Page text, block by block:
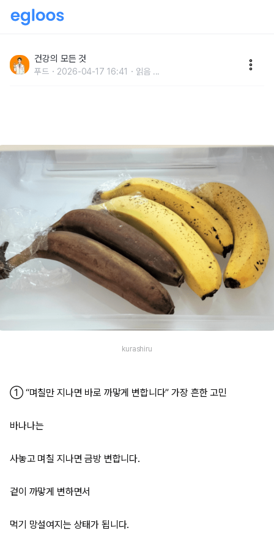
니다 건강의 모든 것
푸드 2026-04-17 16:41 읽음 ...
kurashiru
① “며칠만 지나면 바로 까맣게 변합니다” 가장 흔한 고민
바나나는
사놓고 며칠 지나면 금방 변합니다.
겉이 까맣게 변하면서
먹기 망설여지는 상태가 됩니다.